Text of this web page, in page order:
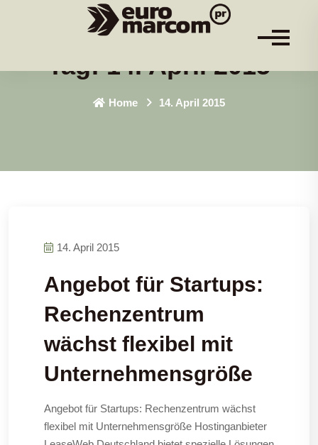
Tag:14. April 2015
Home 14. April 2015
14. April 2015
Angebot für Startups:
Rechenzentrum
wächst flexibel mit
Unternehmensgröße
Angebot für Startups: Rechenzentrum wächst
flexibel mit Unternehmensgröße Hostinganbieter